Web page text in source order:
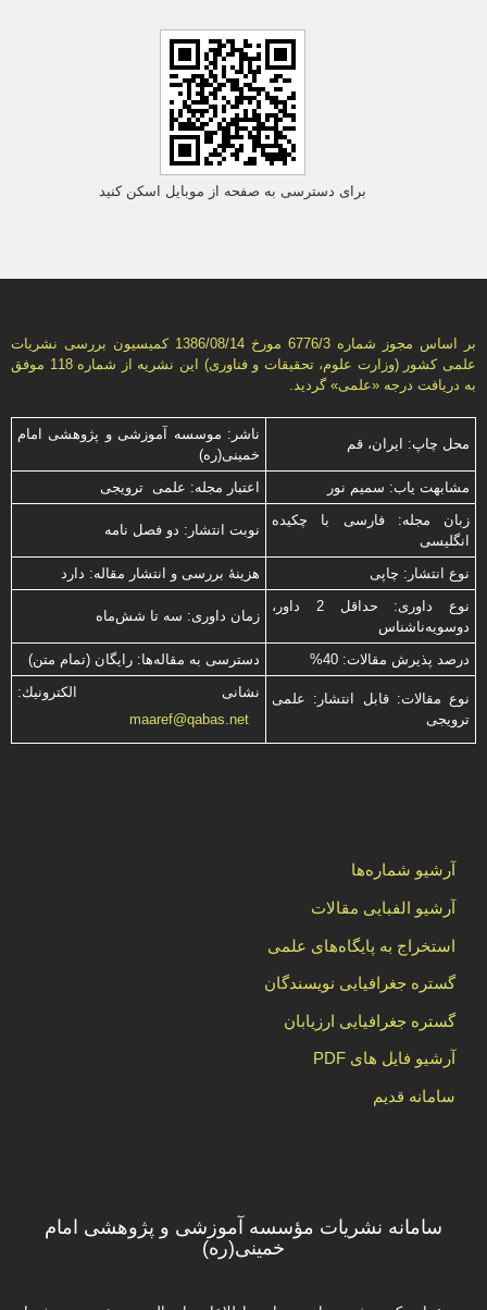
برای دسترسی به صفحه از موبایل اسکن کنید
بر اساس مجوز شماره 6776/3 مورخ 1386/08/14 كمیسیون بررسى نشریات
علمى كشور (وزارت علوم، تحقیقات و فناورى) این نشریه از شماره 118 موفق
به دریافت درجه «علمى» گردید.
محل چاپ: ایران، قم
ناشر: موسسه آموزشی و پژوهشی امام
خمینی(ره)
مشابهت ياب: سميم نور
اعتبار مجله: علمی ترویجی
زبان مجله: فارسی با چكیده
انگلیسی
نوبت انتشار: دو فصل نامه
نوع انتشار: چاپی
هزینۀ بررسی و انتشار مقاله: دارد
نوع داوری: حداقل 2 داور،
دوسویه‌ناشناس
زمان داوری: سه تا شش‌ماه
درصد پذیرش مقالات: 40% دسترسی به مقاله‌ها: رایگان (تمام متن)
نوع مقالات: قابل انتشار: علمی
ترویجی
نشانی الكترونیك:
maaref@qabas.net
آرشیو شماره‌ها
آرشیو الفبایی مقالات
استخراج به پایگاه‌های علمی
گستره جغرافیایی نویسندگان
گستره جغرافیایی ارزیابان
آرشیو فایل های PDF
سامانه قدیم
سامانه نشریات مؤسسه آموزشی و پژوهشی امام
خمینی(ره)